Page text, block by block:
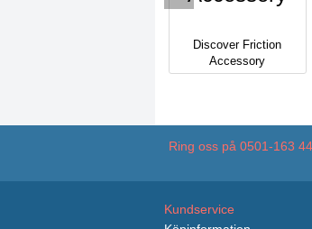
Discover Friction
Accessory
Ring oss på 0501-163 44
Kundservice